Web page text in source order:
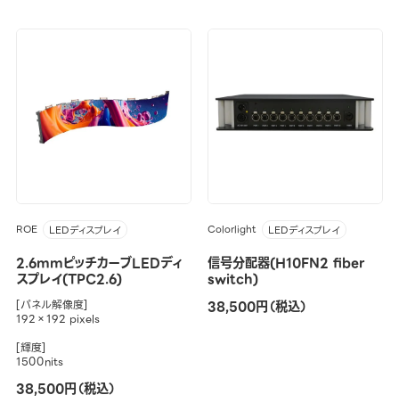
ROE LEDディスプレイ
2.6mmピッチカーブLEDディ
スプレイ(TPC2.6)
[パネル解像度]
192×192 pixels
[輝度]
1500nits
38,500円（税込）
Colorlight LEDディスプレイ
信号分配器(H10FN2 fiber
switch)
38,500円（税込）